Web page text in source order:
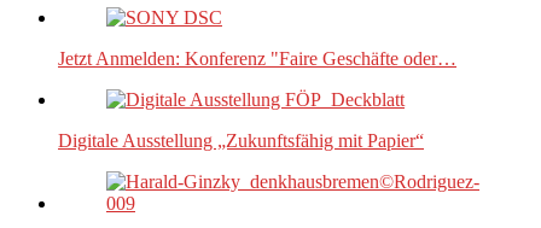
Jetzt Anmelden: Konferenz "Faire Geschäfte oder…
Digitale Ausstellung „Zukunftsfähig mit Papier“